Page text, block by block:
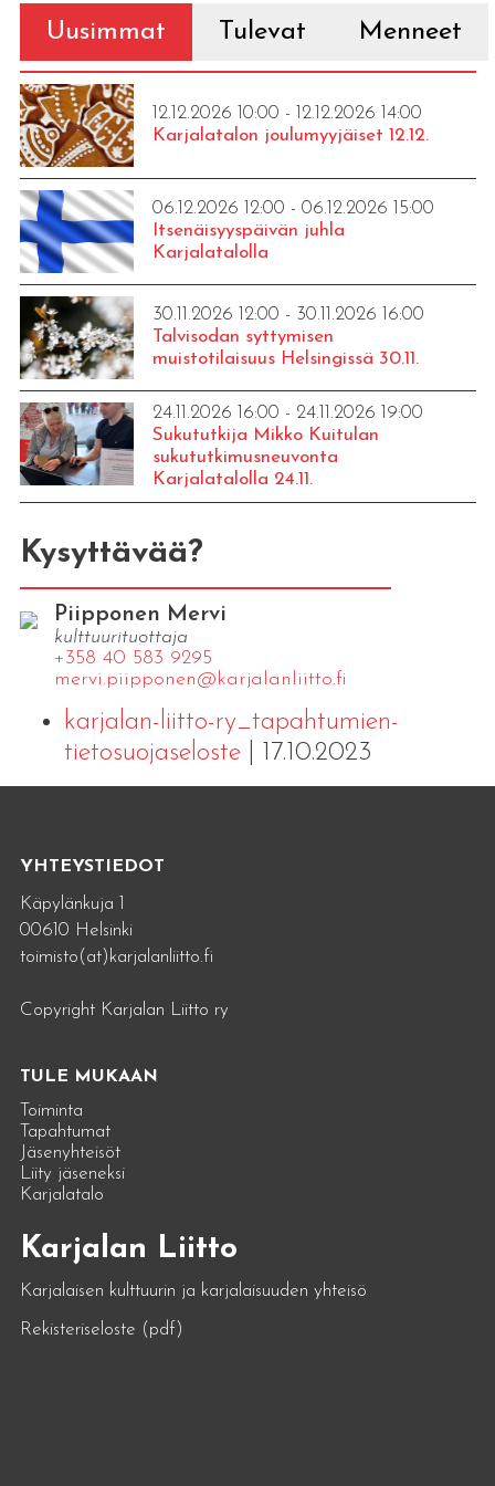
Uusimmat Tulevat Menneet
12.12.2026 10:00 - 12.12.2026 14:00
Karjalatalon joulumyyjäiset 12.12.
06.12.2026 12:00 - 06.12.2026 15:00
Itsenäisyyspäivän juhla
Karjalatalolla
30.11.2026 12:00 - 30.11.2026 16:00
Talvisodan syttymisen
muistotilaisuus Helsingissä 30.11.
24.11.2026 16:00 - 24.11.2026 19:00
Sukututkija Mikko Kuitulan
sukututkimusneuvonta
Karjalatalolla 24.11.
Kysyttävää?
Piipponen Mervi
kulttuurituottaja
+358 40 583 9295
mervi.​piipponen@​kar​jala​nlii​tto.​fi
karjalan-liitto-ry_tapahtumien-
tietosuojaseloste| 17.10.2023
YHTEYSTIEDOT
Käpylänkuja 1
00610 Helsinki
toimisto(at)karjalanliitto.fi
Copyright Karjalan Liitto ry
TULE MUKAAN
Toiminta
Tapahtumat
Jäsenyhteisöt
Liity jäseneksi
Karjalatalo
Karjalan Liitto
Karjalaisen kulttuurin ja karjalaisuuden yhteisö
Rekisteriseloste (pdf)